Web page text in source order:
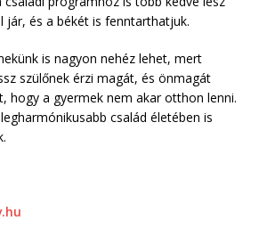
jár, és a békét is fenntarthatjuk.
is nagyon nehéz lehet, mert
szülőnek érzi magát, és önmagát
hogy a gyermek nem akar otthon lenni.
család életében is